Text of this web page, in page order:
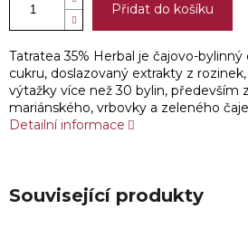
Přidat do košíku
Tatratea 35% Herbal je čajovo-
cukru, doslazovaný extrakty z
výtažky více než 30 bylin, především
mariánského, vrbovky a zeleného
Detailní informace
Související produkty